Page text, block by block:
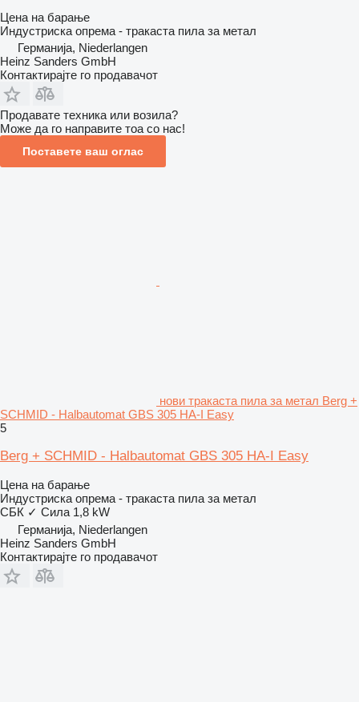
Цена на барање
Индустриска опрема - тракаста пила за метал
Германија, Niederlangen
Heinz Sanders GmbH
Контактирајте го продавачот
Продавате техника или возила?
Може да го направите тоа со нас!
Поставете ваш оглас
нови тракаста пила за метал Berg +
SCHMID - Halbautomat GBS 305 HA-I Easy
5
Berg + SCHMID - Halbautomat GBS 305 HA-I Easy
Цена на барање
Индустриска опрема - тракаста пила за метал
СБК ✓ Сила 1,8 kW
Германија, Niederlangen
Heinz Sanders GmbH
Контактирајте го продавачот